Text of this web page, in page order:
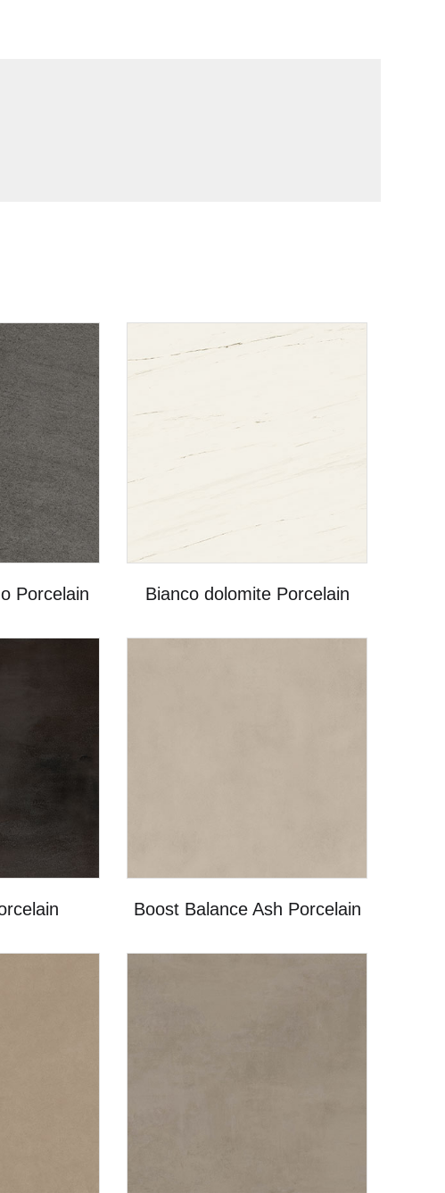
Porcelain Bianco dolomite Porcelain
Boost Balance Ash Porcelain